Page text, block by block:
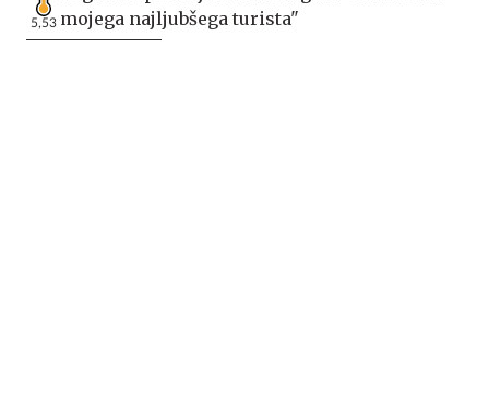
5,53 mojega najljubšega turista"